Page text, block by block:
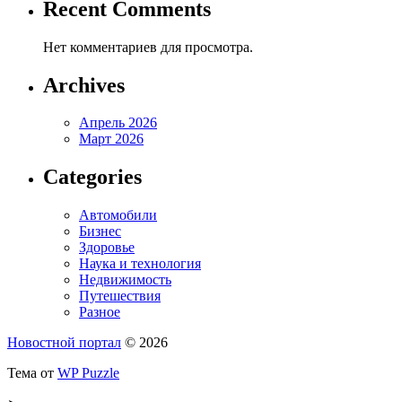
Recent Comments
Нет комментариев для просмотра.
Archives
Апрель 2026
Март 2026
Categories
Автомобили
Бизнес
Здоровье
Наука и технология
Недвижимость
Путешествия
Разное
Новостной портал © 2026
Тема от WP Puzzle